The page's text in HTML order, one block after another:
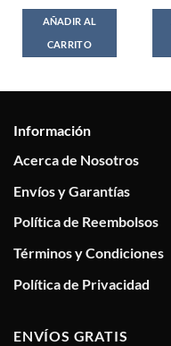
AÑADIR AL
CARRITO
Información
Acerca de Nosotros
Envíos y Garantías
Política de Reembolsos
Términos y Condiciones
Política de Privacidad
ENVÍOS GRATIS